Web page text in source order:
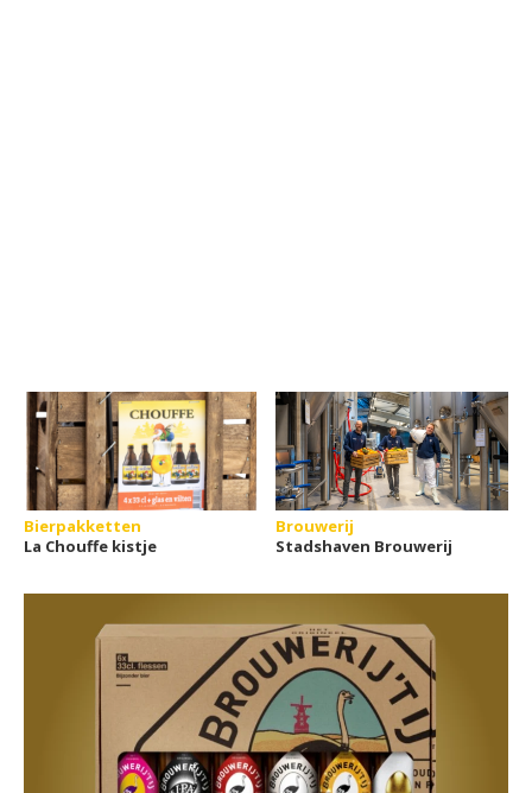
Bierpakketten
La Chouffe kistje
Brouwerij
Stadshaven Brouwerij